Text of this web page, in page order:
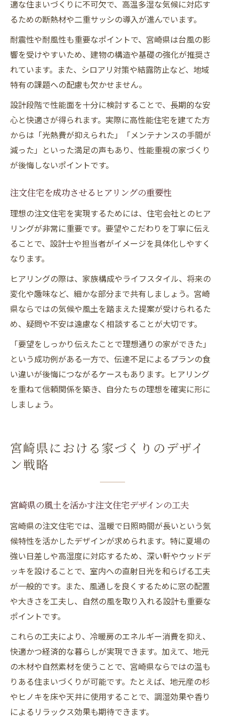
適な住まいづくりに不可欠で、高温多湿な気候に対応す
るための断熱材や二重サッシの導入が進んでいます。
耐震性や耐風性も重要なポイントで、宮崎県は台風の影
響を受けやすいため、建物の構造や基礎の強化が推奨さ
れています。また、シロアリ対策や結露防止など、地域
特有の課題への配慮も欠かせません。
設計段階で性能面を十分に検討することで、長期的な安
心と快適さが得られます。実際に高性能住宅を建てた方
からは「光熱費が抑えられた」「メンテナンスの手間が
減った」といった満足の声もあり、性能重視の家づくり
が後悔しないポイントです。
注文住宅を成功させるヒアリングの重要性
理想の注文住宅を実現するためには、住宅会社とのヒア
リングが非常に重要です。要望やこだわりを丁寧に伝え
ることで、設計士や担当者がイメージを具体化しやすく
なります。
ヒアリングの際は、家族構成やライフスタイル、将来の
変化や趣味など、細かな部分まで共有しましょう。宮崎
県ならではの気候や風土を踏まえた提案が受けられるた
め、疑問や不安は遠慮なく相談することが大切です。
「要望をしっかり伝えたことで理想通りの家ができた」
という成功例がある一方で、伝達不足によるプランの食
い違いが後悔につながるケースもあります。ヒアリング
を重ねて信頼関係を築き、自分たちの理想を確実に形に
しましょう。
宮崎県における家づくりのデザイ
ン戦略
宮崎県の風土を活かす注文住宅デザインの工夫
宮崎県の注文住宅では、温暖で日照時間が長いという気
候特性を活かしたデザインが求められます。特に夏場の
強い日差しや高湿度に対応するため、深い軒やウッドデ
ッキを設けることで、室内への直射日光を和らげる工夫
が一般的です。また、風通しを良くするために窓の配置
や大きさを工夫し、自然の風を取り入れる設計も重要な
ポイントです。
これらの工夫により、冷暖房のエネルギー消費を抑え、
快適かつ経済的な暮らしが実現できます。加えて、地元
の木材や自然素材を使うことで、宮崎県ならではの温も
りある住まいづくりが可能です。たとえば、地元産の杉
やヒノキを床や天井に使用することで、調湿効果や香り
によるリラックス効果も期待できます。